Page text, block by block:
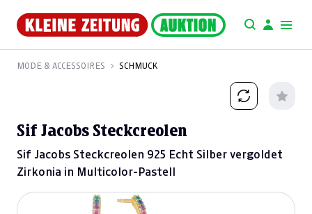
MODE & ACCESSOIRES SCHMUCK
Sif Jacobs Steckcreolen
Sif Jacobs Steckcreolen 925 Echt Silber vergoldet
Zirkonia in Multicolor-Pastell